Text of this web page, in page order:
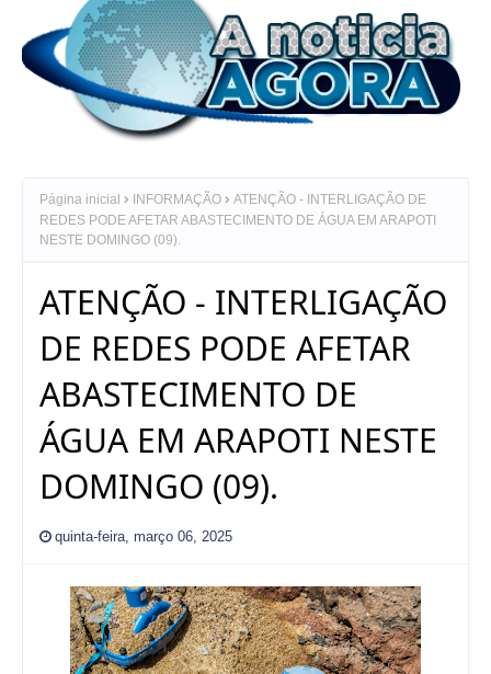
Página inicial INFORMAÇÃO
ATENÇÃO - INTERLIGAÇÃO DE
REDES PODE AFETAR ABASTECIMENTO DE ÁGUA EM ARAPOTI
NESTE DOMINGO (09).
ATENÇÃO - INTERLIGAÇÃO
DE REDES PODE AFETAR
ABASTECIMENTO DE
ÁGUA EM ARAPOTI NESTE
DOMINGO (09).
quinta-feira, março 06, 2025